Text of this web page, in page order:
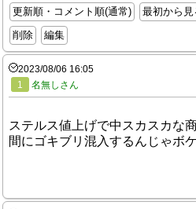
更新順・コメント順(通常)
最初から見
削除
編集
2023/08/06 16:05
1
名無しさん
ステルス値上げで中スカスカな
間にゴキブリ混入するんじゃボケ